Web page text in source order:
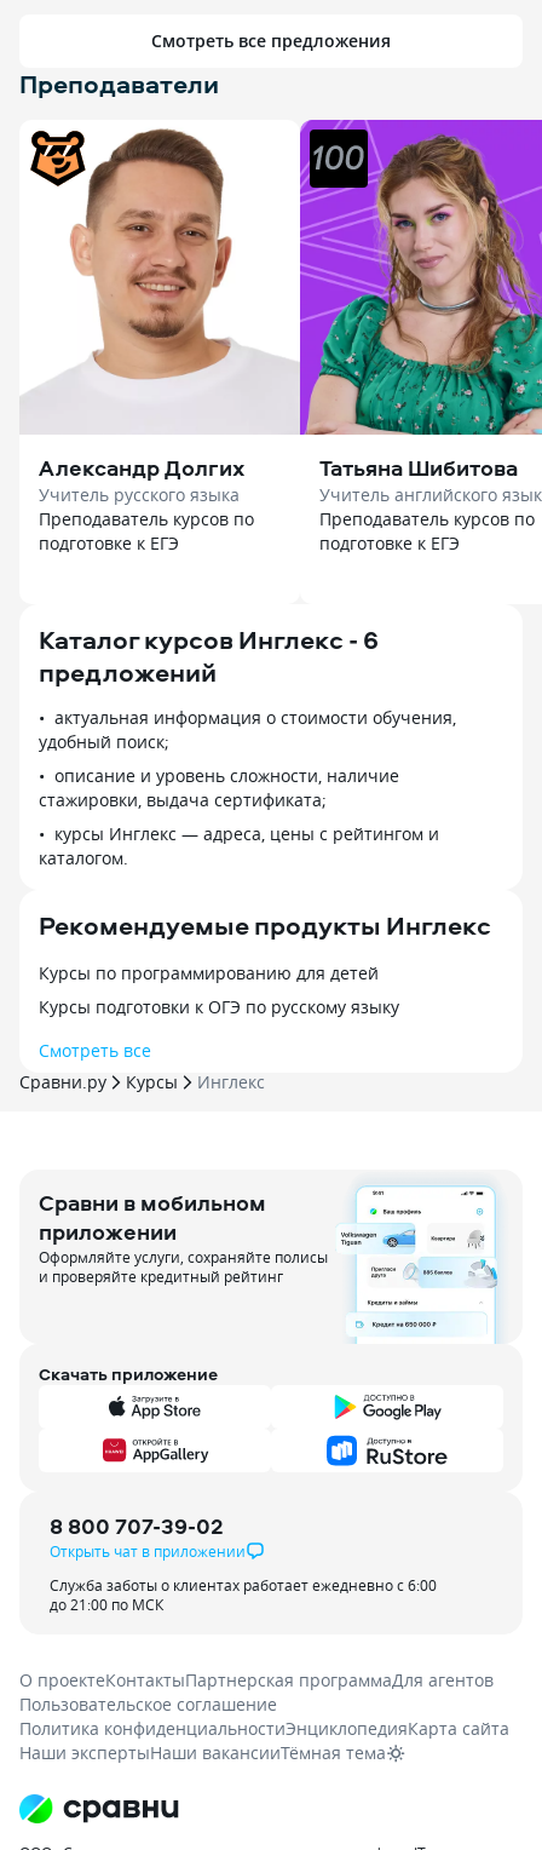
Смотреть все предложения
Преподаватели
Александр Долгих
Учитель русского языка
Преподаватель курсов по
подготовке к ЕГЭ
Татьяна Шибитова
Учитель английского
Преподаватель курсов по
подготовке к ЕГЭ
Каталог курсов Инглекс - 6
предложений
актуальная информация о стоимости обучения,
удобный поиск;
описание и уровень сложности, наличие
стажировки, выдача сертификата;
курсы Инглекс — адреса, цены с рейтингом и
каталогом.
Рекомендуемые продукты Инглекс
Курсы по программированию для детей
Курсы подготовки к ОГЭ по русскому языку
Смотреть все
Сравни.ру
Курсы Инглекс
Сравни в мобильном
приложении
Оформляйте услуги, сохраняйте полисы
и проверяйте кредитный рейтинг
Скачать приложение
8 800 707-39-02
Открыть чат в приложении
Служба заботы о клиентах работает ежедневно с 6:00
до 21:00 по МСК
О проектеКонтактыПартнерская программаДля агентов
Пользовательское соглашение
Политика конфиденциальностиЭнциклопедияКарта сайта
Наши экспертыНаши вакансииТёмная тема